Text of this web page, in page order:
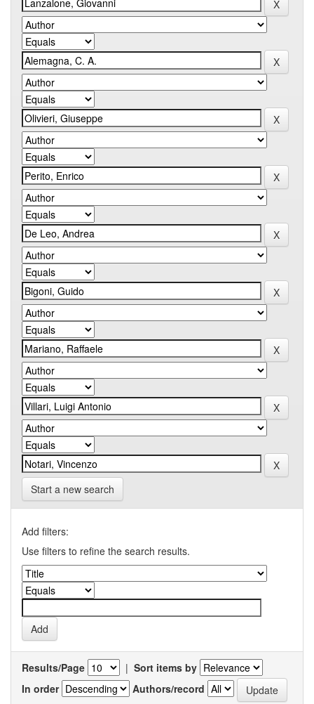
Start a new search
Add filters:
Use filters to refine the search results.
Results/Page | Sort items by
In order
Authors/record